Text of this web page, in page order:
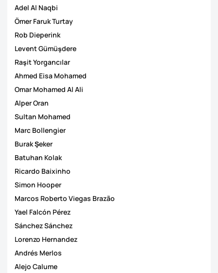
Adel Al Naqbi
Ömer Faruk Turtay
Rob Dieperink
Levent Gümüşdere
Raşit Yorgancılar
Ahmed Eisa Mohamed
Omar Mohamed Al Ali
Alper Oran
Sultan Mohamed
Marc Bollengier
Burak Şeker
Batuhan Kolak
Ricardo Baixinho
Simon Hooper
Marcos Roberto Viegas Brazão
Yael Falcón Pérez
Sánchez Sánchez
Lorenzo Hernandez
Andrés Merlos
Alejo Calume